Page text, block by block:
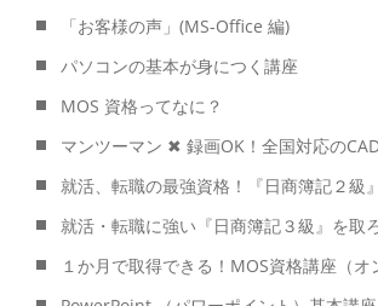
「お客様の声」(MS-Office 編)
パソコンの基本が身につく講座
MOS 資格ってなに？
マンツーマン ✖ 録画OK！全国対応の
就活、転職の最強資格！『日商簿記２級
就活・転職に強い『日商簿記３級』を取
１か月で取得できる！MOS資格講座（オ